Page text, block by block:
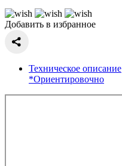
Добавить в избранное
Техническое описание
*Ориентировочно